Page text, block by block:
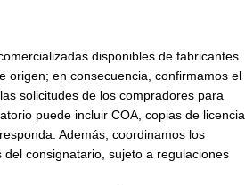
disponibles de fabricantes
origen; en consecuencia, confirmamos el
solicitudes de los compradores para
puede incluir COA, copias de licencia
Además, coordinamos los
consignatario, sujeto a regulaciones